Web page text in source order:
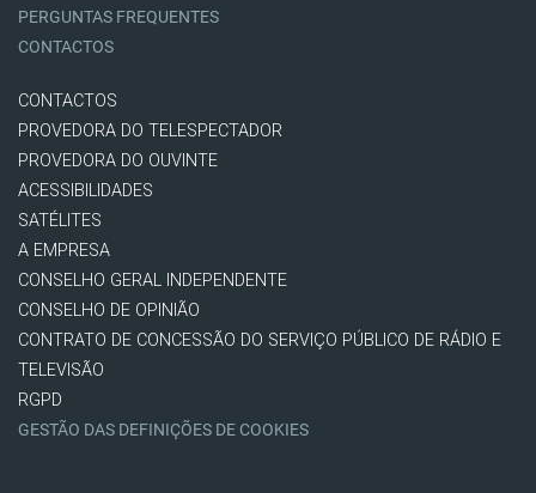
PERGUNTAS FREQUENTES
CONTACTOS
CONTACTOS
PROVEDORA DO TELESPECTADOR
PROVEDORA DO OUVINTE
ACESSIBILIDADES
SATÉLITES
A EMPRESA
CONSELHO GERAL INDEPENDENTE
CONSELHO DE OPINIÃO
CONTRATO DE CONCESSÃO DO SERVIÇO PÚBLICO DE RÁDIO E
TELEVISÃO
RGPD
GESTÃO DAS DEFINIÇÕES DE COOKIES